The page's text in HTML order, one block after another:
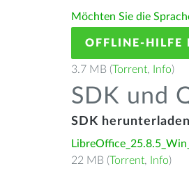
Möchten Sie die
OFFLINE-HILFE
3.7 MB (Torrent, Info)
SDK und
SDK herunterladen
22 MB (Torrent, Info)